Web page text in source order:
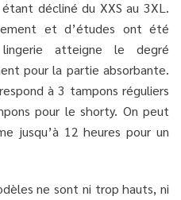
décliné du XXS au 3XL.
et d’études ont été
atteigne le degré
pour la partie absorbante.
à 3 tampons réguliers
pour le shorty. On peut
jusqu’à 12 heures pour un
ne sont ni trop hauts, ni